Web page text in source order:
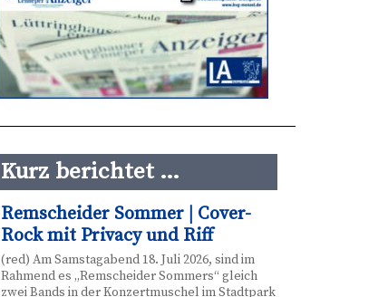
Kurz berichtet …
Remscheider Sommer | Cover-
Rock mit Privacy und Riff
(red) Am Samstagabend 18. Juli 2026, sind im
Rahmend es „Remscheider Sommers“ gleich
zwei Bands in der Konzertmuschel im Stadtpark